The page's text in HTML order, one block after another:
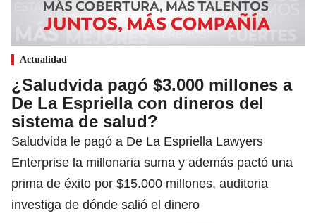
Actualidad
¿Saludvida pagó $3.000 millones a
De La Espriella con dineros del
sistema de salud?
Saludvida le pagó a De La Espriella Lawyers
Enterprise la millonaria suma y además pactó una
prima de éxito por $15.000 millones, auditoria
investiga de dónde salió el dinero